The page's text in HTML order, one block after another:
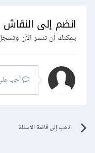
انضم إلى النقاش
يمكنك أن تنشر الآن
أجب
اذهب إلى قائمة الأسئلة